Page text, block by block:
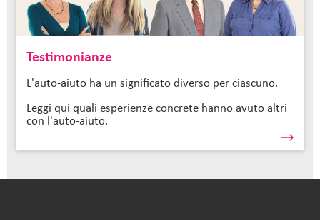
Testimonianze
L'auto-aiuto ha un significato diverso per ciascuno.
Leggi qui quali esperienze concrete hanno avuto altri
con l'auto-aiuto.